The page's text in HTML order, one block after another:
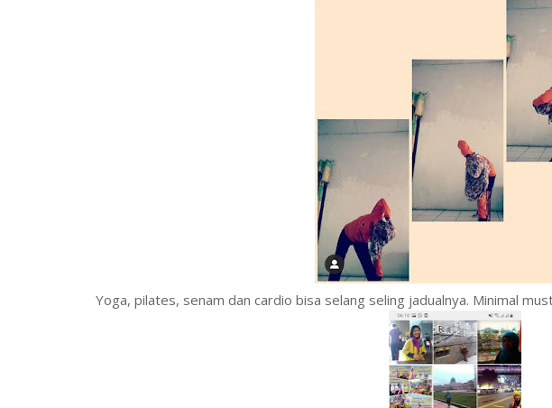
Yoga, pilates, senam dan cardio bisa selang seling jadualnya. Minimal